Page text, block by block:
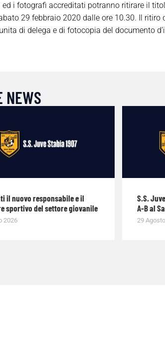
i fotografi accreditati potranno ritirare il
29 febbraio 2020 dalle ore 10.30. Il
di delega e di fotocopia del documento
NEWS
il nuovo responsabile e il
sportivo del settore giovanile
2026
S.S.
A-B al
29